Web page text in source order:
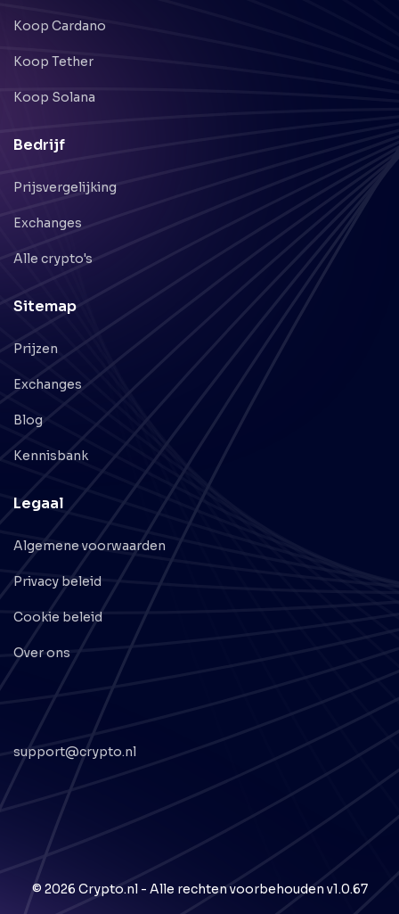
support@crypto.nl
Koop Cardano
Koop Tether
Koop Solana
Bedrijf
Prijsvergelijking
Exchanges
Alle crypto's
Sitemap
Prijzen
Exchanges
Blog
Kennisbank
Legaal
Algemene voorwaarden
Privacy beleid
Cookie beleid
Over ons
© 2026 Crypto.nl - Alle rechten voorbehouden v1.0.67